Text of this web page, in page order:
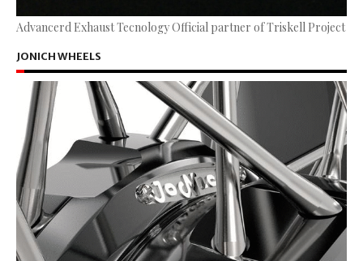
Advancerd Exhaust Tecnology Official partner of Triskell Project
JONICH WHEELS